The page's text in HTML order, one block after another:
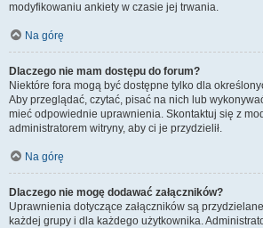
modyfikowaniu ankiety w czasie jej trwania.
Na górę
Dlaczego nie mam dostępu do forum?
Niektóre fora mogą być dostępne tylko dla
Aby przeglądać, czytać, pisać na nich lub
mieć odpowiednie uprawnienia. Skontaktuj się z
administratorem witryny, aby ci je przydzielił.
Na górę
Dlaczego nie mogę dodawać załączników?
Uprawnienia dotyczące załączników są
każdej grupy i dla każdego użytkownika.